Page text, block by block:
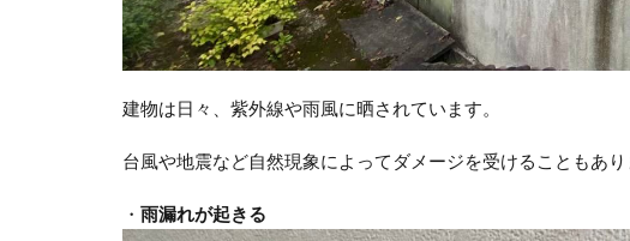
建物は日々、紫外線や雨風に晒されています。
台風や地震など自然現象によってダメージを受けることもあり
・ 雨漏れが起きる